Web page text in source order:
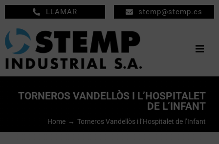
Saltar
al
contenido
LLAMAR stemp@stemp.es
TORNEROS VANDELLÒS I L’HOSPITALET
DE L’INFANT
Home Torneros Vandellòs i l’Hospitalet de l’Infant